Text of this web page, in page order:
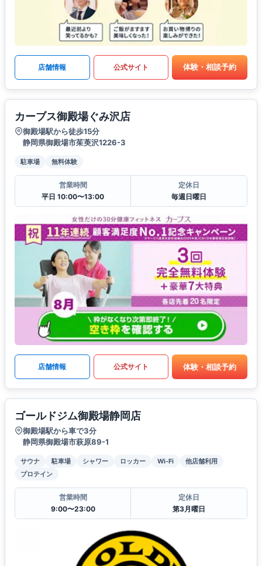
店舗情報 公式サイト 体験・相談予約
カーブス御殿場ぐみ沢店
御殿場駅から徒歩15分
静岡県御殿場市茱萸沢1226-3
駐車場 無料体験
営業時間
平日 10:00〜13:00
定休日
毎週日曜日
店舗情報 公式サイト 体験・相談予約
ゴールドジム御殿場静岡店
御殿場駅から車で3分
静岡県御殿場市萩原89-1
サウナ 駐車場 シャワー ロッカー Wi-Fi
他店舗利用
プロテイン
営業時間
9:00〜23:00
定休日
第3月曜日